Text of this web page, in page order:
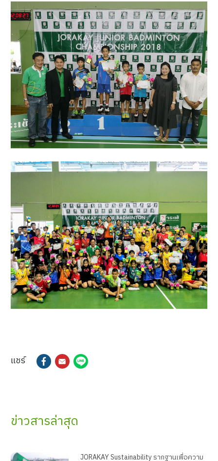
แชร์
ข่าวสารล่าสุด
JORAKAY Sustainability รากฐานเพื่อความ